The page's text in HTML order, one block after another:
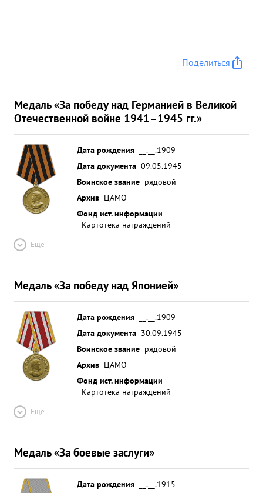
Поделиться
Медаль «За победу над Германией в Великой
Отечественной войне 1941–1945 гг.»
Дата рождения
__.__.1909
Дата документа 09.05.1945
Воинское звание рядовой
Архив ЦАМО
Фонд ист. информации
Картотека награждений
Ещё
Медаль «За победу над Японией»
Дата рождения
__.__.1909
Дата документа 30.09.1945
Воинское звание рядовой
Архив ЦАМО
Фонд ист. информации
Картотека награждений
Ещё
Медаль «За боевые заслуги»
Дата рождения __.__.1915